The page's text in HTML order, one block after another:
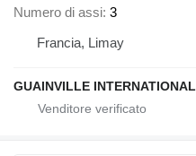
Numero di assi 3
Francia, Limay
GUAINVILLE INTERNATIONAL